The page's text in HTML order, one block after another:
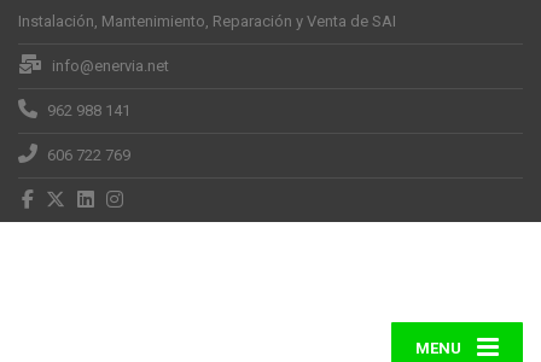
Instalación, Mantenimiento, Reparación y Venta de SAI
info@enervia.net
962 988 141
606 722 769
MENU